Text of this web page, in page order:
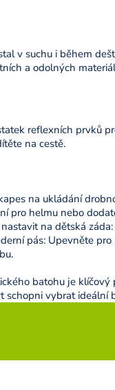
v suchu i během
a odolných
reflexních prvků
na cestě.
na ukládání
pro helmu nebo
na dětská
pás: Upevněte
batohu je
schopni vybrat